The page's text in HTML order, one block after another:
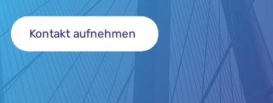
Kontakt aufnehmen